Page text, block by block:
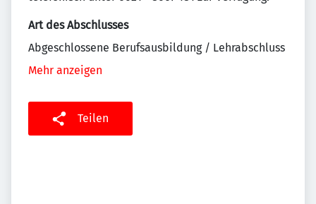
Art des Abschlusses
Abgeschlossene Berufsausbildung / Lehrabschluss
Mehr anzeigen
Teilen